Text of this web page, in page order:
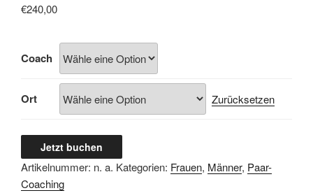
€240,00
Coach
Ort Zurücksetzen
Termin
Menge
Jetzt buchen
Artikelnummer: n. a. Kategorien: Frauen, Männer, Paar-
Coaching